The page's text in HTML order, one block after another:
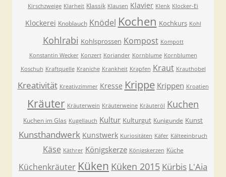
Kirschzweige Klarheit Klassik Klausen Klavier Klenk Klocker-Ei
Klockerei Knoblauch Knödel Kochen Kochkurs Kohl
Kohlrabi Kohlsprossen Kompost Kompott
Konstantin Wecker Konzert Koriander Kornblume Kornblumen
Koschuh Kraftquelle Kraniche Krankheit Krapfen Kraut Krauthobel
Kreativität Kreativzimmer Kresse Krippe Krippen Kroatien
Kräuter Kräuterwein Kräuterweine Kräuteröl Kuchen
Kuchen im Glas Kugellauch Kultur Kulturgut Kunigunde Kunst
Kunsthandwerk Kunstwerk Kuriositäten Käfer Kälteeinbruch
Käse Käthrer Königskerze Königskerzen Küche
Küchenkräuter Küken Küken 2015 Kürbis L'Aia